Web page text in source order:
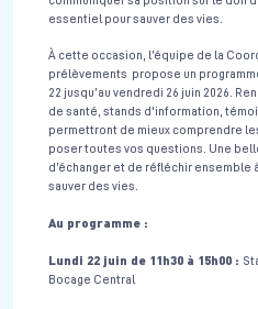
essentiel pour sauver des vies.
À cette occasion, l’équipe de la
prélèvements propose un
22 jusqu’au vendredi 26 juin 2026.
de santé, stands d'information,
permettront de mieux comprendre
poser toutes vos questions. Une
d’échanger et de réfléchir
sauver des vies.
Au programme :
Lundi 22 juin de 11h30 à 15h00 :
Bocage Central